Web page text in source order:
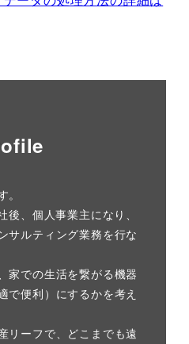
、個人事業主になり、
サルティング業務を行な
家での生活を繋がる機器
で便利）にするかを考え
リーフで、どこまでも遠